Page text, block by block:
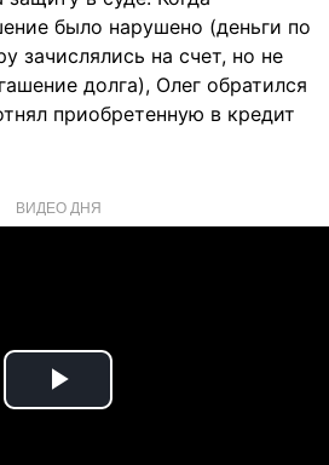
было нарушено (деньги по
зачислялись на счет, но не
долга), Олег обратился
приобретенную в кредит
ВИДЕО ДНЯ
Play